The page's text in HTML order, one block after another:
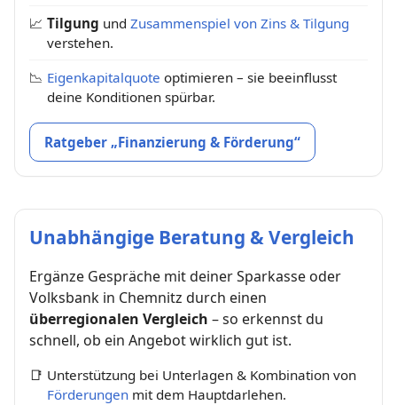
📈 Tilgung und Zusammenspiel von Zins & Tilgung
verstehen.
📉 Eigenkapitalquote optimieren – sie beeinflusst
deine Konditionen spürbar.
Ratgeber „Finanzierung & Förderung“
Unabhängige Beratung & Vergleich
Ergänze Gespräche mit deiner Sparkasse oder
Volksbank in Chemnitz durch einen
überregionalen Vergleich – so erkennst du
schnell, ob ein Angebot wirklich gut ist.
📑 Unterstützung bei Unterlagen & Kombination von
Förderungen mit dem Hauptdarlehen.